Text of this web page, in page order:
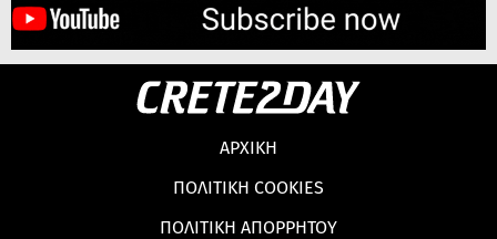
ΑΡΧΙΚΗ
ΠΟΛΙΤΙΚΗ COOKIES
ΠΟΛΙΤΙΚΗ ΑΠΟΡΡΗΤΟΥ